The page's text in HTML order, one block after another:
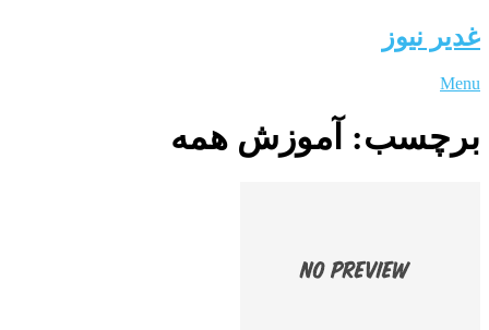
غدیر نیوز
Menu
برچسب: آموزش همه